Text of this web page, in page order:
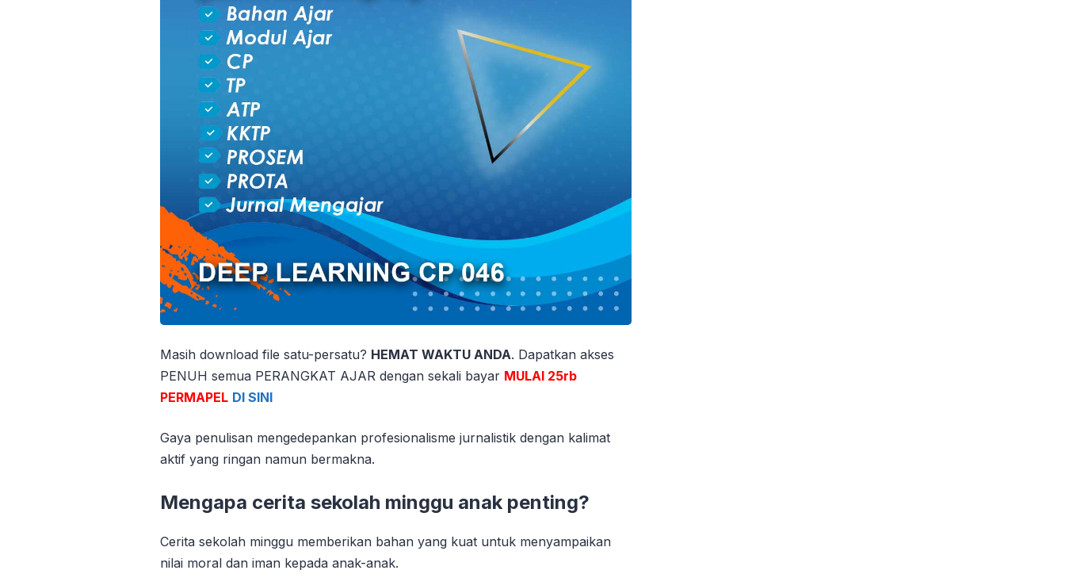
Masih download file satu-persatu? HEMAT WAKTU ANDA. Dapatkan akses
PENUH semua PERANGKAT AJAR dengan sekali bayar MULAI 25rb
PERMAPEL DI SINI
Gaya penulisan mengedepankan profesionalisme jurnalistik dengan kalimat
aktif yang ringan namun bermakna.
Mengapa cerita sekolah minggu anak penting?
Cerita sekolah minggu memberikan bahan yang kuat untuk menyampaikan
nilai moral dan iman kepada anak-anak.